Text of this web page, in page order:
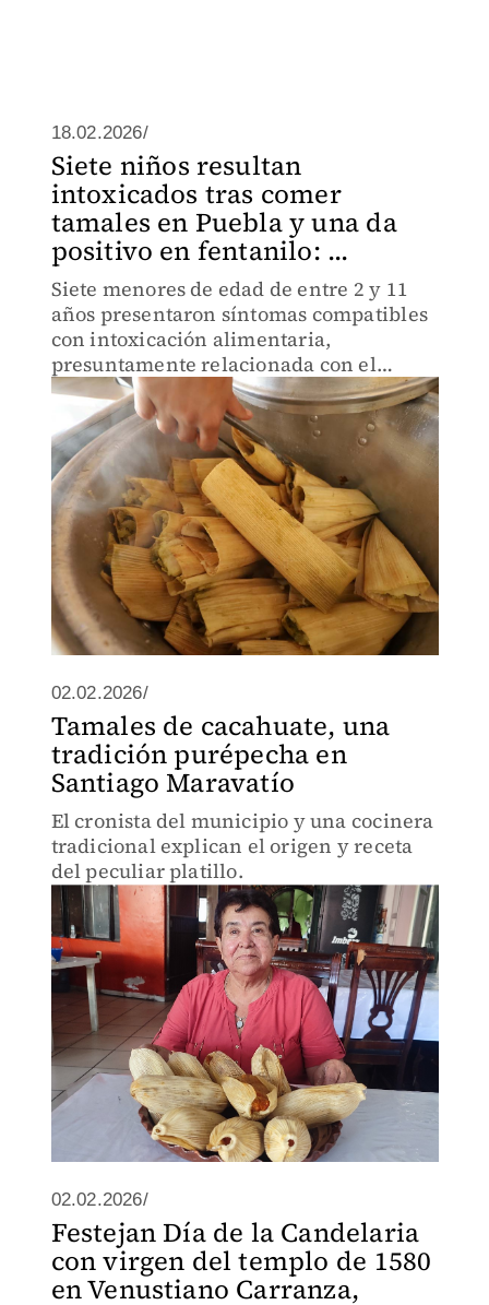
18.02.2026/
Siete niños resultan
intoxicados tras comer
tamales en Puebla y una da
positivo en fentanilo: ...
Siete menores de edad de entre 2 y 11
años presentaron síntomas compatibles
con intoxicación alimentaria,
presuntamente relacionada con el
consumo de tamales.
02.02.2026/
Tamales de cacahuate, una
tradición purépecha en
Santiago Maravatío
El cronista del municipio y una cocinera
tradicional explican el origen y receta
del peculiar platillo.
02.02.2026/
Festejan Día de la Candelaria
con virgen del templo de 1580
en Venustiano Carranza,